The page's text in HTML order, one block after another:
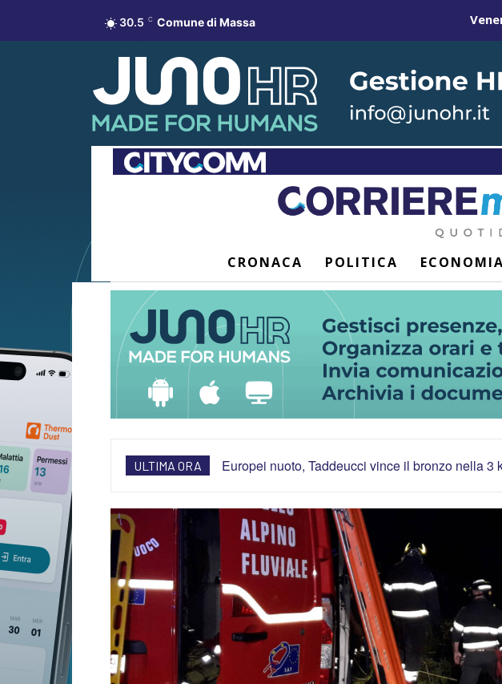
30.5 C Comune di Massa
CRONACA POLITICA ECONOMIA
ULTIMA ORA Europei nuoto, Taddeucci vince il bronzo nella